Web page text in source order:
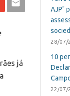
já
AJP"
28/07/
10
22/07/